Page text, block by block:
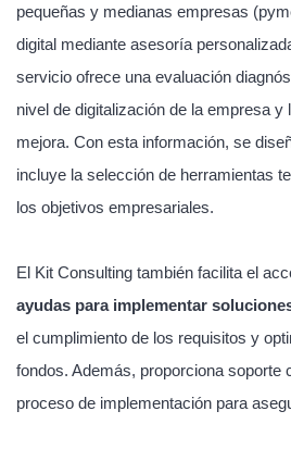
pequeñas y medianas empresas
digital mediante asesoría
servicio ofrece una evaluación
nivel de digitalización de la empresa y
mejora. Con esta información, se
incluye la selección de herramientas
los objetivos empresariales.
El Kit Consulting también facilita el
ayudas para implementar
el cumplimiento de los requisitos y
fondos. Además, proporciona soporte
proceso de implementación para